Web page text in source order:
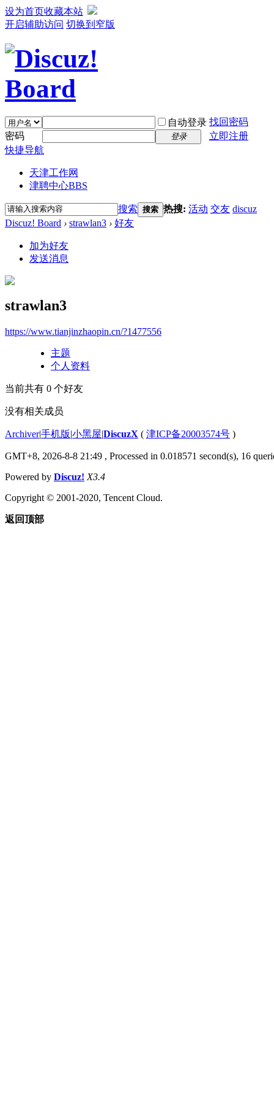
设为首页收藏本站
开启辅助访问 切换到窄版
自动登录 找回密码
密码
登录
立即注册
快捷导航
天津工作网
津聘中心BBS
搜索 搜索 热搜: 活动 交友 discuz
Discuz! Board › strawlan3 › 好友
加为好友
发送消息
strawlan3
https://www.tianjinzhaopin.cn/?1477556
主题
个人资料
当前共有 0 个好友
没有相关成员
Archiver|手机版|小黑屋|DiscuzX ( 津ICP备20003574号 )
GMT+8, 2026-8-8 21:49 , Processed in 0.018571 second(s), 16
Powered by Discuz! X3.4
Copyright © 2001-2020, Tencent Cloud.
返回顶部